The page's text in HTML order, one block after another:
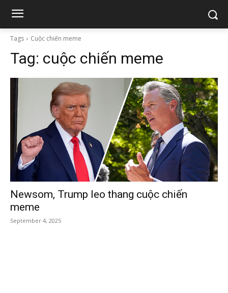
Tags Cuộc chiến meme
Tag: cuộc chiến meme
Newsom, Trump leo thang cuộc chiến
meme
September 4, 2025